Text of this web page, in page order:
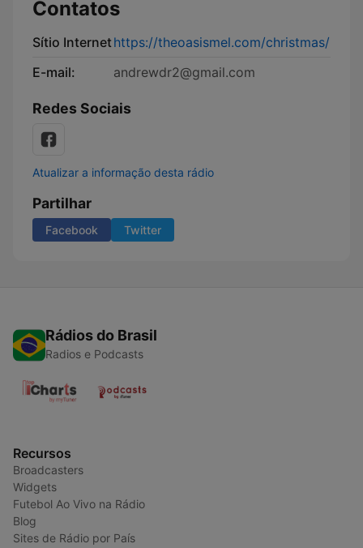
Contatos
Sítio Internethttps://theoasismel.com/christmas/
E-mail:
andrewdr2@gmail.com
Redes Sociais
Atualizar a informação desta rádio
Partilhar
Facebook Twitter
Rádios do Brasil
Radios e Podcasts
Recursos
Broadcasters
Widgets
Futebol Ao Vivo na Rádio
Blog
Sites de Rádio por País